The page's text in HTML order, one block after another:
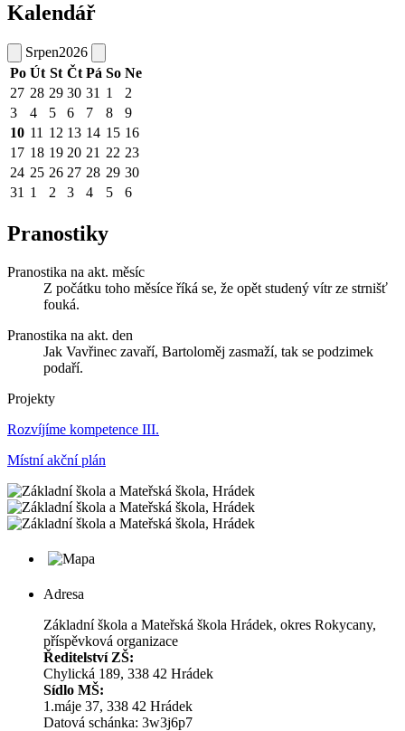
Kalendář
Srpen2026
Po Út St Čt Pá So Ne
27 28 29 30 31 1
2
3
4 5 6 7 8
9
10 11 12 13 14 15 16
17 18 19 20 21 22 23
24 25 26 27 28 29 30
31 1 2 3 4 5 6
Pranostiky
Pranostika na akt. měsíc
Z počátku toho měsíce říká se, že opět studený vítr ze strnišť
fouká.
Pranostika na akt. den
Jak Vavřinec zavaří, Bartoloměj zasmaží, tak se podzimek
podaří.
Projekty
Rozvíjíme kompetence III.
Místní akční plán
Adresa
Základní škola a Mateřská škola Hrádek, okres Rokycany,
příspěvková organizace
Ředitelství ZŠ:
Chylická 189, 338 42 Hrádek
Sídlo MŠ:
1.máje 37, 338 42 Hrádek
Datová schánka: 3w3j6p7